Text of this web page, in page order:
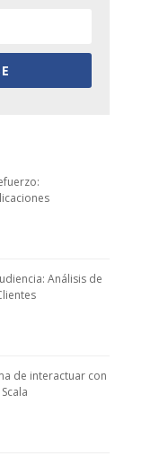
Análisis de
de interactuar con